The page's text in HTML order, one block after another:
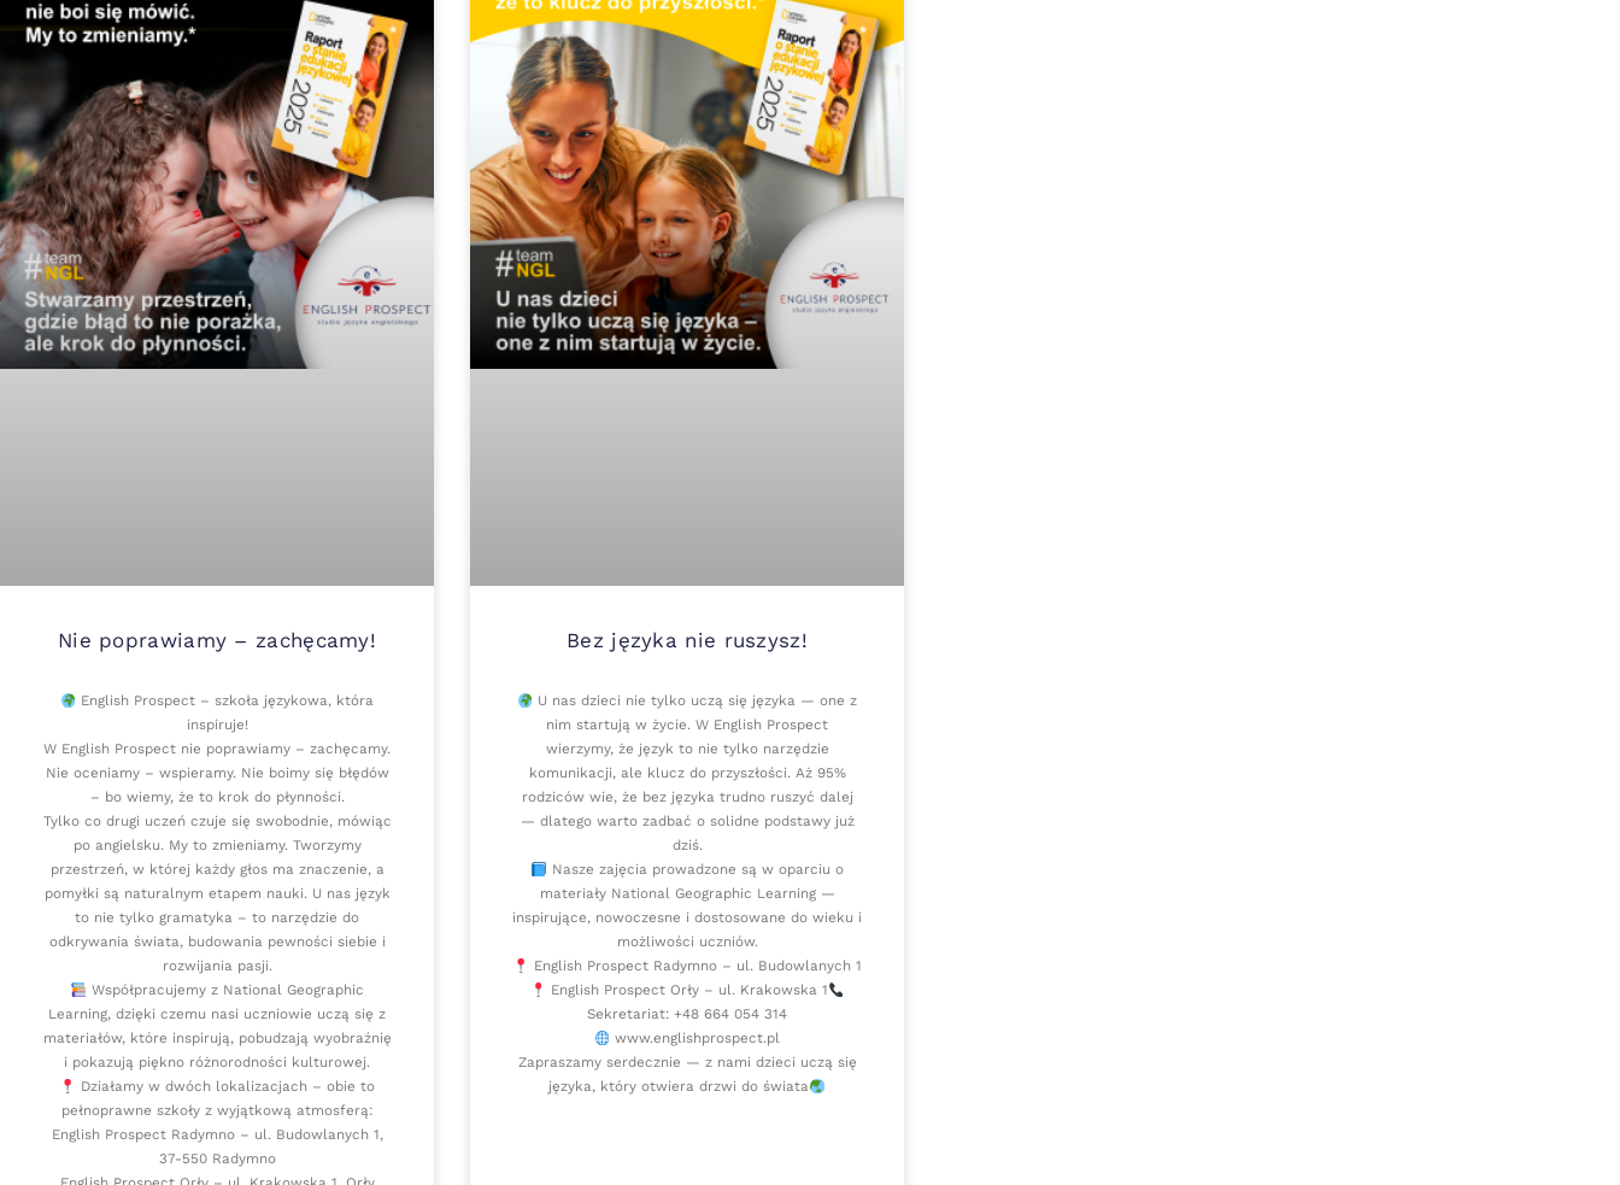
Nie poprawiamy – zachęcamy!
English Prospect – szkoła językowa, która
inspiruje!
W English Prospect nie poprawiamy – zachęcamy.
Nie oceniamy – wspieramy. Nie boimy się błędów
– bo wiemy, że to krok do płynności.
Tylko co drugi uczeń czuje się swobodnie, mówiąc
po angielsku. My to zmieniamy. Tworzymy
przestrzeń, w której każdy głos ma znaczenie, a
pomyłki są naturalnym etapem nauki. U nas język
to nie tylko gramatyka – to narzędzie do
odkrywania świata, budowania pewności siebie i
rozwijania pasji.
Współpracujemy z National Geographic
Learning, dzięki czemu nasi uczniowie uczą się z
materiałów, które inspirują, pobudzają wyobraźnię
i pokazują piękno różnorodności kulturowej.
Działamy w dwóch lokalizacjach – obie to
pełnoprawne szkoły z wyjątkową atmosferą:
English Prospect Radymno – ul. Budowlanych 1,
37-550 Radymno
Bez języka nie ruszysz!
U nas dzieci nie tylko uczą się języka — one z
nim startują w życie. W English Prospect
wierzymy, że język to nie tylko narzędzie
komunikacji, ale klucz do przyszłości. Aż 95%
rodziców wie, że bez języka trudno ruszyć dalej
— dlatego warto zadbać o solidne podstawy już
dziś.
Nasze zajęcia prowadzone są w oparciu o
materiały National Geographic Learning —
inspirujące, nowoczesne i dostosowane do wieku i
możliwości uczniów.
English Prospect Radymno – ul. Budowlanych 1
English Prospect Orły – ul. Krakowska 1
Sekretariat: +48 664 054 314
www.englishprospect.pl
Zapraszamy serdecznie — z nami dzieci uczą się
języka, który otwiera drzwi do świata